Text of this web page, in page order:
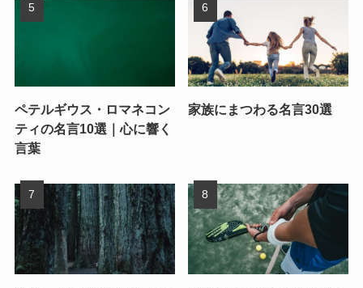
ペテルギウス・ロマネコン
ティの名言10選｜心に響く
言葉
家族にまつわる名言30選